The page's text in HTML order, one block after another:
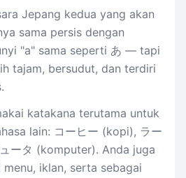
Jepang kedua yang akan
sama persis dengan
"a" sama seperti あ — tapi
tajam, bersudut, dan terdiri
katakana terutama untuk
lain: コーヒー (kopi), ラー
ータ (komputer). Anda juga
iklan, serta sebagai